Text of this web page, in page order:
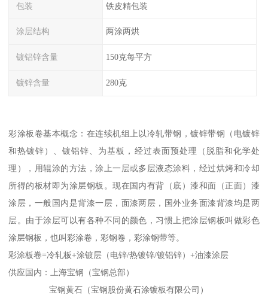
包装 铁皮精包装
涂层结构 两涂两烘
镀铝锌含量 150克每平方
镀锌含量 280克
彩涂板卷基本概念：在连续机组上以冷轧带钢，镀锌带钢（电镀锌
和热镀锌）、镀铝锌、为基板，经过表面预处理（脱脂和化学处
理），用辊涂的方法，涂上一层或多层液态涂料，经过烘烤和冷却
所得的板材即为涂层钢板。现在国内有背（底）漆和面（正面）漆
涂层，一般国内是背漆一层，面漆两层，国外业务面漆背漆均是两
层。由于涂层可以有各种不同的颜色，习惯上把涂层钢板叫做彩色
涂层钢板，也叫彩涂卷，彩钢卷，彩涂钢带等。
彩涂板卷=冷轧板+涂镀层（电锌/热镀锌/镀铝锌）+油漆涂层
供应国内：上海宝钢（宝钢总部）
宝钢黄石（宝钢股份黄石涂镀板有限公司）